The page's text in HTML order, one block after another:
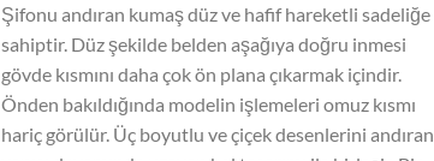
Şifonu andıran kumaş düz ve hafif hareketli sadeliğe
sahiptir. Düz şekilde belden aşağıya doğru inmesi
gövde kısmını daha çok ön plana çıkarmak içindir.
Önden bakıldığında modelin işlemeleri omuz kısmı
hariç görülür. Üç boyutlu ve çiçek desenlerini andıran